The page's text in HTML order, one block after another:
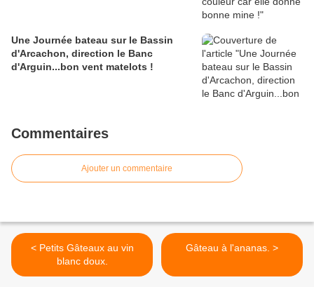
Une Journée bateau sur le Bassin
d'Arcachon, direction le Banc
d'Arguin...bon vent matelots !
Commentaires
Ajouter un commentaire
< Petits Gâteaux au vin
blanc doux.
Gâteau à l'ananas. >